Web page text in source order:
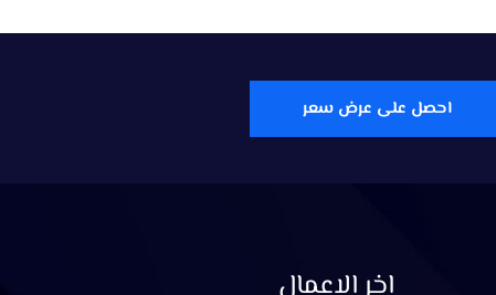
احصل على عرض سعر
اخر الاعمال